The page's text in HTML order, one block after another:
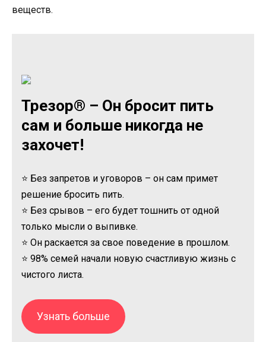
веществ.
Трезор® – Он бросит пить
сам и больше никогда не
захочет!
⭐ Без запретов и уговоров – он сам примет
решение бросить пить.
⭐ Без срывов – его будет тошнить от одной
только мысли о выпивке.
⭐ Он раскается за свое поведение в прошлом.
⭐ 98% семей начали новую счастливую жизнь с
чистого листа.
Узнать больше